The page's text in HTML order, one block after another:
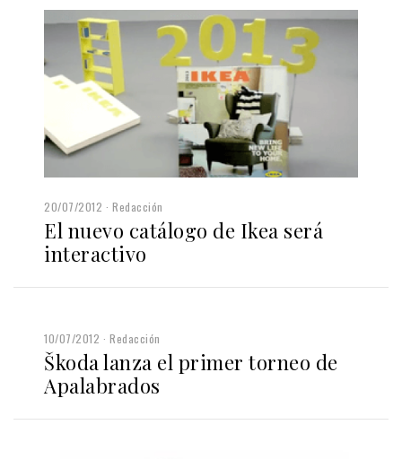
20/07/2012 Redacción
El nuevo catálogo de Ikea será
interactivo
10/07/2012 Redacción
Škoda lanza el primer torneo de
Apalabrados